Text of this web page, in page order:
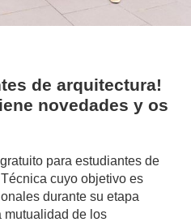
de arquitectura!
novedades y os
para estudiantes de
cuyo objetivo es
durante su etapa
mutualidad de los